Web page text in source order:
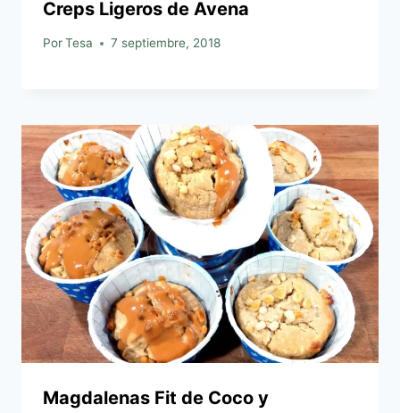
Creps Ligeros de Avena
PorTesa 7 septiembre, 2018
Magdalenas Fit de Coco y